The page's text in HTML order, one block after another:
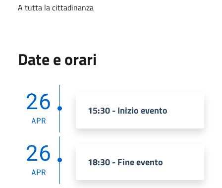
A tutta la cittadinanza
Date e orari
26
APR
15:30 - Inizio evento
26
APR
18:30 - Fine evento